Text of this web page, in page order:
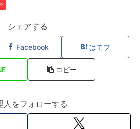
シェアする
Facebook はてブ
コピー
人をフォローする